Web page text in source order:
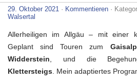
29. Oktober 2021 · Kommentieren ·
Walsertal
Allerheiligen im Allgäu – mit einer
Geplant sind Touren zum
Widderstein , und die
Klettersteigs . Mein adaptiertes